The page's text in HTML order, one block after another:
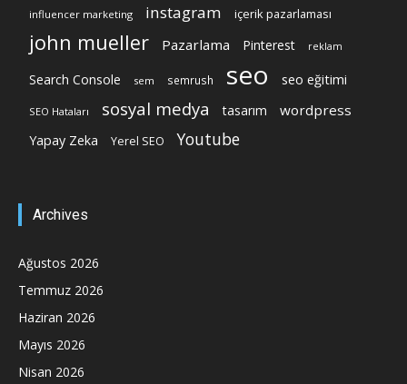
influencer marketing instagram içerik pazarlaması
john mueller Pazarlama Pinterest reklam
Search Console sem semrush seo seo eğitimi
SEO Hataları sosyal medya tasarım wordpress
Yapay Zeka Yerel SEO Youtube
Archives
Ağustos 2026
Temmuz 2026
Haziran 2026
Mayıs 2026
Nisan 2026